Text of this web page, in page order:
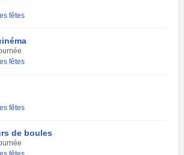
fêtes
fêtes
fêtes
de boules